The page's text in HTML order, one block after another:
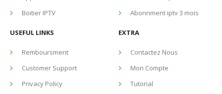
Boitier IPTV
Abonnment iptv 3 mois
USEFUL LINKS
Remboursment
Customer Support
Privacy Policy
EXTRA
Contactez Nous
Mon Compte
Tutorial